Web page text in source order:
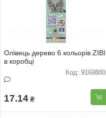
Олівець дерево 6 кольорів ZIBI
в коробці
Код: 9169880
17.14 ₴